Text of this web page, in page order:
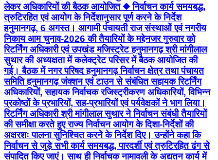
लेकर अधिकारियों की बैठक आयोजित ◆ निर्वाचन कार्य समयबद्ध,
त्रुटिरहित एवं आयोग के निर्देशानुसार पूर्ण करने के निर्देश
हनुमानगढ़, 6 अगस्त। आगामी पंचायती राज संस्थाओं एवं नगरीय
निकाय आम चुनाव-2026 की तैयारियों के मद्देनजर गुरुवार को
रिटर्निंग अधिकारी एवं उपखंड मजिस्ट्रेट हनुमानगढ़ श्री मांगीलाल
सुथार की अध्यक्षता में कलेक्ट्रेट परिसर में बैठक आयोजित की
गई। बैठक में नगर परिषद हनुमानगढ़ निर्वाचन क्षेत्र तथा पंचायत
समिति हनुमानगढ़ जंक्शन एवं टाउन से संबंधित सहायक रिटर्निंग
अधिकारियों, सहायक निर्वाचक रजिस्ट्रीकरण अधिकारियों, विभिन्न
प्रकोष्ठों के प्रभारियों, सह-प्रभारियों एवं पर्यवेक्षकों ने भाग लिया।
रिटर्निंग अधिकारी श्री मांगीलाल सुथार ने निर्वाचन संबंधी तैयारियों
की समीक्षा करते हुए राज्य निर्वाचन आयोग के दिशा-निर्देशों की
अक्षरशः पालना सुनिश्चित करने के निर्देश दिए। उन्होंने कहा कि
निर्वाचन से जुड़े सभी कार्य समयबद्ध, पारदर्शी एवं त्रुटिरहित ढंग से
संपादित किए जाएं। साथ ही निर्वाचक नामावली के अद्यतन कार्य में